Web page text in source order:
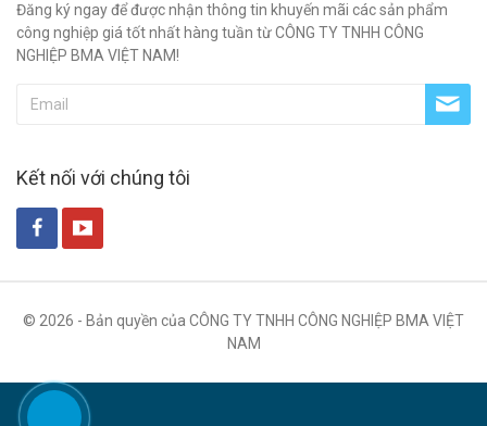
Đăng ký ngay để được nhận thông tin khuyến mãi các sản phẩm
công nghiệp giá tốt nhất hàng tuần từ CÔNG TY TNHH CÔNG
NGHIỆP BMA VIỆT NAM!
Kết nối với chúng tôi
© 2026 - Bản quyền của CÔNG TY TNHH CÔNG NGHIỆP BMA VIỆT
NAM